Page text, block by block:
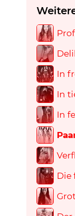
In
In
In
Die